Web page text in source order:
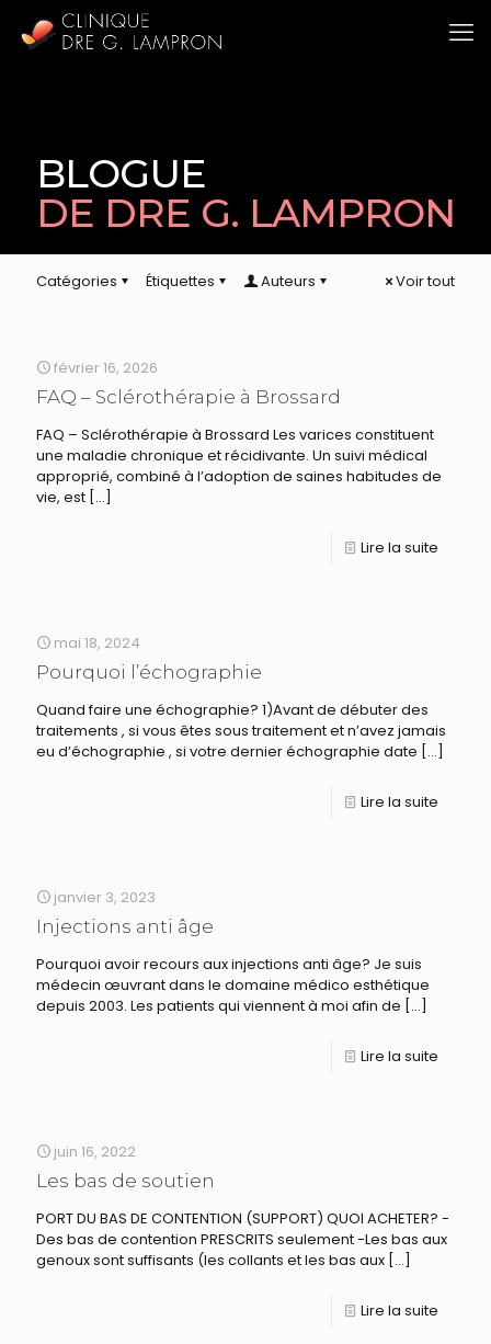
BLOGUE
DE DRE G. LAMPRON
Catégories Étiquettes Auteurs Voir tout
février 16, 2026
FAQ – Sclérothérapie à Brossard
FAQ – Sclérothérapie à Brossard Les varices constituent
une maladie chronique et récidivante. Un suivi médical
approprié, combiné à l’adoption de saines habitudes de
vie, est […]
Lire la suite
mai 18, 2024
Pourquoi l’échographie
Quand faire une échographie? 1)Avant de débuter des
traitements , si vous êtes sous traitement et n’avez jamais
eu d’échographie , si votre dernier échographie date […]
Lire la suite
janvier 3, 2023
Injections anti âge
Pourquoi avoir recours aux injections anti âge? Je suis
médecin œuvrant dans le domaine médico esthétique
depuis 2003. Les patients qui viennent à moi afin de […]
Lire la suite
juin 16, 2022
Les bas de soutien
PORT DU BAS DE CONTENTION (SUPPORT) QUOI ACHETER? -
Des bas de contention PRESCRITS seulement -Les bas aux
genoux sont suffisants (les collants et les bas aux […]
Lire la suite